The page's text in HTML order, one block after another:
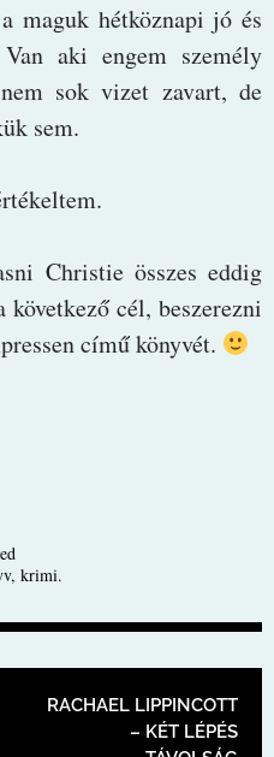
maguk hétköznapi jó és
aki engem személy
sok vizet zavart, de
sem.
Christie összes eddig
cél, beszerezni
című könyvét.
, krimi.
RACHAEL LIPPINCOTT
– KÉT LÉPÉS